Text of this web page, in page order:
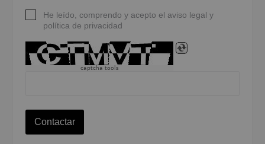
He leído, comprendo y acepto el aviso legal y
política de privacidad
captcha tools
Contactar